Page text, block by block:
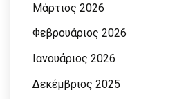
Μάρτιος 2026
Φεβρουάριος 2026
Ιανουάριος 2026
Δεκέμβριος 2025